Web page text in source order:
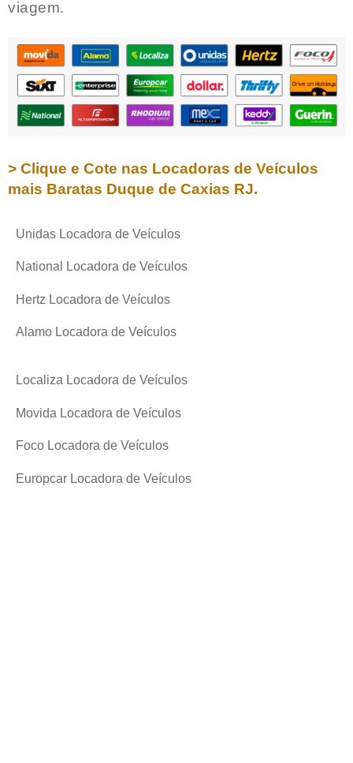
viagem.
> Clique e Cote nas Locadoras de Veículos
mais Baratas Duque de Caxias RJ.
Unidas Locadora de Veículos
National Locadora de Veículos
Hertz Locadora de Veículos
Alamo Locadora de Veículos
Localiza Locadora de Veículos
Movida Locadora de Veículos
Foco Locadora de Veículos
Europcar Locadora de Veículos